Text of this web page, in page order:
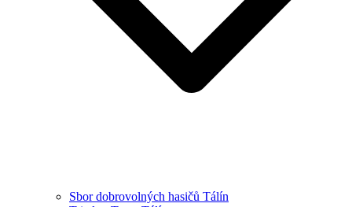
Sbor dobrovolných hasičů Tálín